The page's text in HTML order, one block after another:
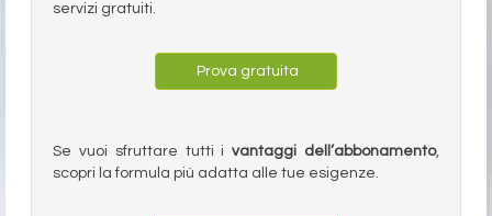
servizi gratuiti.
Prova gratuita
Se vuoi sfruttare tutti ivantaggi dell’abbonamento,
scopri la formula più adatta alle tue esigenze.